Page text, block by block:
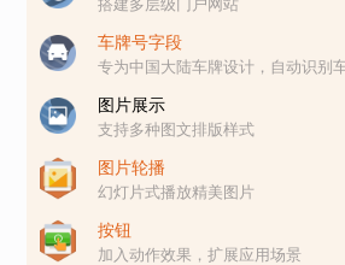
车牌号字段
专为中国大陆车牌设计，自动识别
图片展示
支持多种图文排版样式
图片轮播
幻灯片式播放精美图片
按钮
加入动作效果，扩展应用场景